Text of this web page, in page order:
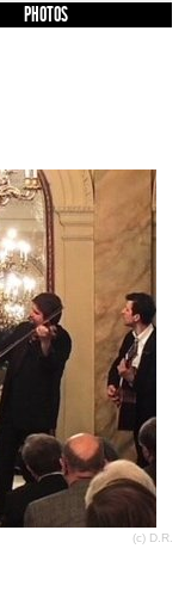
PHOTOS
(c) D.R.